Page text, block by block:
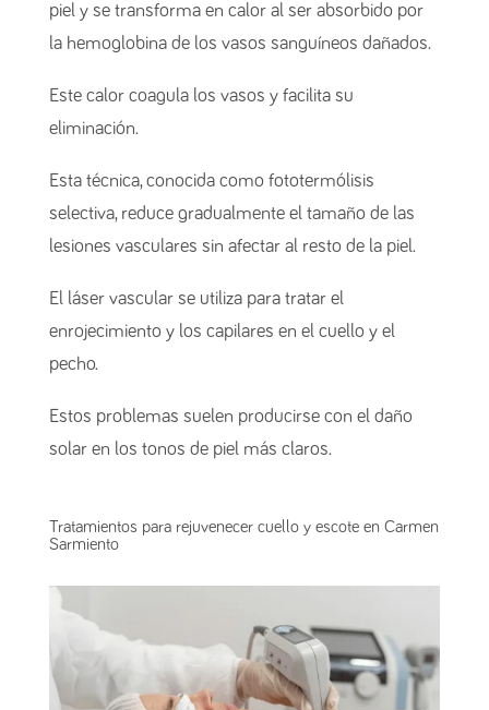
piel y se transforma en calor al ser absorbido por
la hemoglobina de los vasos sanguíneos dañados.
Este calor coagula los vasos y facilita su
eliminación.
Esta técnica, conocida como fototermólisis
selectiva, reduce gradualmente el tamaño de las
lesiones vasculares sin afectar al resto de la piel.
El láser vascular se utiliza para tratar el
enrojecimiento y los capilares en el cuello y el
pecho.
Estos problemas suelen producirse con el daño
solar en los tonos de piel más claros.
Tratamientos para rejuvenecer cuello y escote en Carmen
Sarmiento